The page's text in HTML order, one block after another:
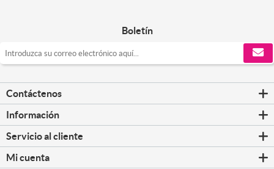
Boletín
Contáctenos
Información
Servicio al cliente
Mi cuenta